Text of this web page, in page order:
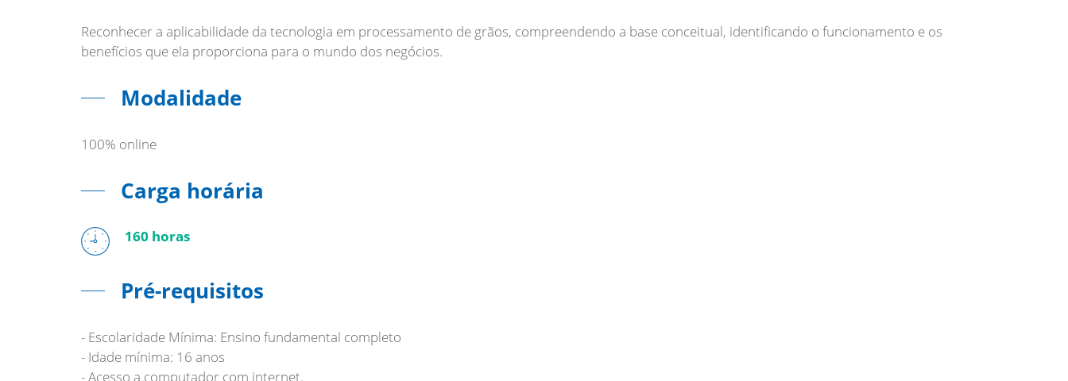
Reconhecer a aplicabilidade da tecnologia em processamento de grãos, compreendendo a base conceitual, identificando o funcionamento e os
Modalidade
100% online
Carga horária
160 horas
Pré-requisitos
- Escolaridade Mínima: Ensino fundamental completo
- Idade mínima: 16 anos
- Acesso a computador com internet.